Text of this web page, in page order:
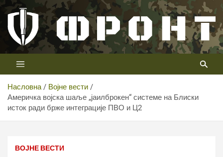
Скип
цонтент
Телевизија ФРОНТ
Први војни канал у Србији
Насловна
Војне вести
Америчка војска шаље „јаилброкен“ системе на Блиски
исток ради брже интеграције ПВО и Ц2
ВОЈНЕ ВЕСТИ